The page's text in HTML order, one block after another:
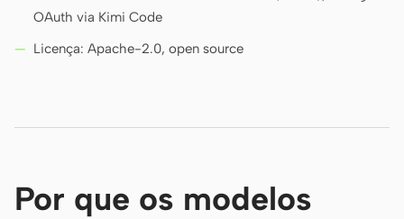
OAuth via Kimi Code
Licença: Apache-2.0, open source
Por que os modelos